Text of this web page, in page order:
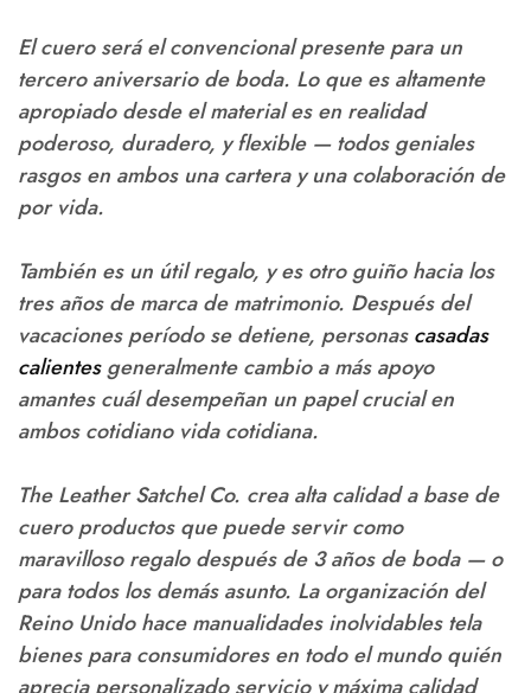
El cuero será el convencional presente para un
tercero aniversario de boda. Lo que es altamente
apropiado desde el material es en realidad
poderoso, duradero, y flexible — todos geniales
rasgos en ambos una cartera y una colaboración de
por vida.
También es un útil regalo, y es otro guiño hacia los
tres años de marca de matrimonio. Después del
vacaciones período se detiene, personascasadas
calientesgeneralmente cambio a más apoyo
amantes cuál desempeñan un papel crucial en
ambos cotidiano vida cotidiana.
The Leather Satchel Co. crea alta calidad a base de
cuero productos que puede servir como
maravilloso regalo después de 3 años de boda — o
para todos los demás asunto. La organización del
Reino Unido hace manualidades inolvidables tela
bienes para consumidores en todo el mundo quién